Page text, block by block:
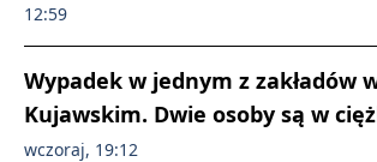
12:59
Wypadek w jednym z zakładów
Kujawskim. Dwie osoby są w
wczoraj, 19:12